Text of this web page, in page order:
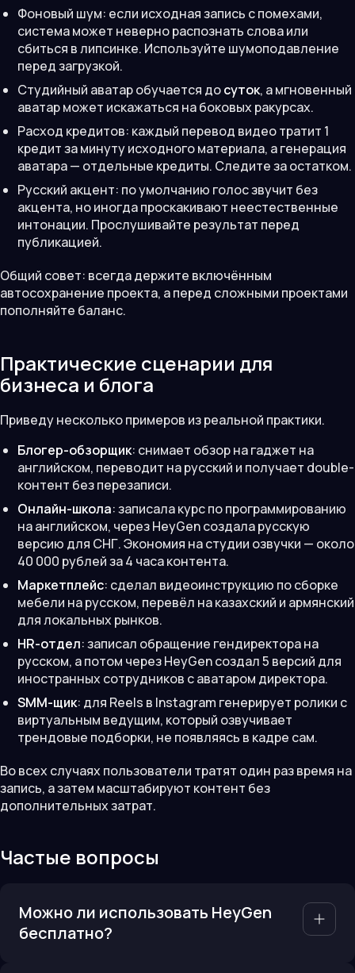
Фоновый шум: если исходная запись с помехами,
система может неверно распознать слова или
сбиться в липсинке. Используйте шумоподавление
перед загрузкой.
Студийный аватар обучается досуток, а мгновенный
аватар может искажаться на боковых ракурсах.
Расход кредитов: каждый перевод видео тратит 1
кредит за минуту исходного материала, а генерация
аватара — отдельные кредиты. Следите за остатком.
Русский акцент: по умолчанию голос звучит без
акцента, но иногда проскакивают неестественные
интонации. Прослушивайте результат перед
публикацией.
Общий совет: всегда держите включённым
автосохранение проекта, а перед сложными проектами
пополняйте баланс.
Практические сценарии для
бизнеса и блога
Приведу несколько примеров из реальной практики.
Блогер-обзорщик: снимает обзор на гаджет на
английском, переводит на русский и получает double-
контент без перезаписи.
Онлайн-школа: записала курс по программированию
на английском, через HeyGen создала русскую
версию для СНГ. Экономия на студии озвучки — около
40 000 рублей за 4 часа контента.
Маркетплейс: сделал видеоинструкцию по сборке
мебели на русском, перевёл на казахский и армянский
для локальных рынков.
HR-отдел: записал обращение гендиректора на
русском, а потом через HeyGen создал 5 версий для
иностранных сотрудников с аватаром директора.
SMM-щик: для Reels в Instagram генерирует ролики с
виртуальным ведущим, который озвучивает
трендовые подборки, не появляясь в кадре сам.
Во всех случаях пользователи тратят один раз время на
запись, а затем масштабируют контент без
дополнительных затрат.
Частые вопросы
Можно ли использовать HeyGen
бесплатно?